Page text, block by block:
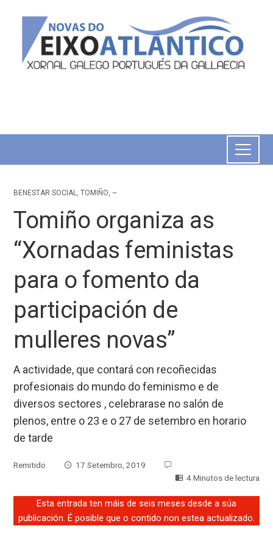
BENESTAR SOCIAL,TOMIÑO, ~
Tomiño organiza as
“Xornadas feministas
para o fomento da
participación de
mulleres novas”
A actividade, que contará con recoñecidas
profesionais do mundo do feminismo e de
diversos sectores , celebrarase no salón de
plenos, entre o 23 e o 27 de setembro en horario
de tarde
Remitido
17 Setembro, 2019
4 Minutos de lectura
Esta entrada ten máis de seis meses desde a súa
publicación. É posible que o contido non estea actualizado.